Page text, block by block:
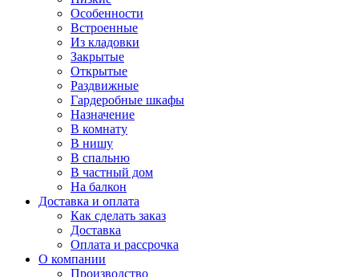
Особенности
Встроенные
Из кладовки
Закрытые
Открытые
Раздвижные
Гардеробные шкафы
Назначение
В комнату
В нишу
В спальню
В частный дом
На балкон
Доставка и оплата
Как сделать заказ
Доставка
Оплата и рассрочка
О компании
Производство